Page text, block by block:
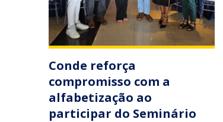
Conde reforça
compromisso com a
alfabetização ao
participar do Seminário